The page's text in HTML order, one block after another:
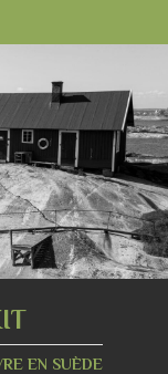
EN SUÈDE